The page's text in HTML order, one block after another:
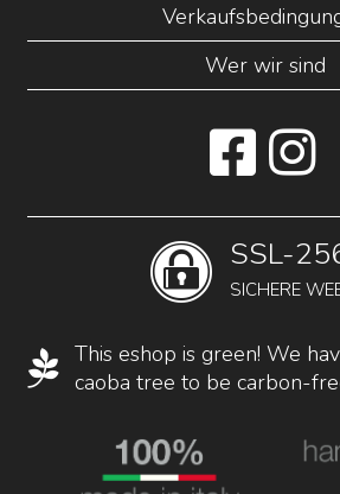
Wer wir sind
SSL-
SICHERE
This eshop is green! We
caoba tree to be carbon-